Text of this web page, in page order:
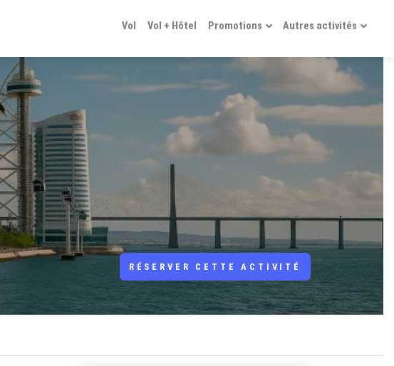
Vol Vol + Hôtel Promotions Autres activités
RÉSERVER CETTE ACTIVITÉ